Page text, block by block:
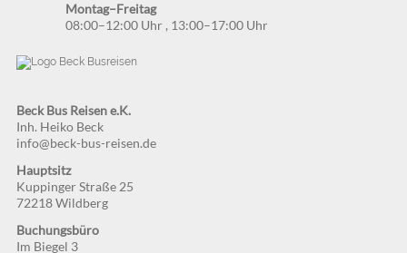
Montag–Freitag
08:00–12:00 Uhr , 13:00–17:00 Uhr
Beck Bus Reisen e.K.
Inh. Heiko Beck
info@beck-bus-reisen.de
Hauptsitz
Kuppinger Straße 25
72218 Wildberg
Buchungsbüro
Im Biegel 3